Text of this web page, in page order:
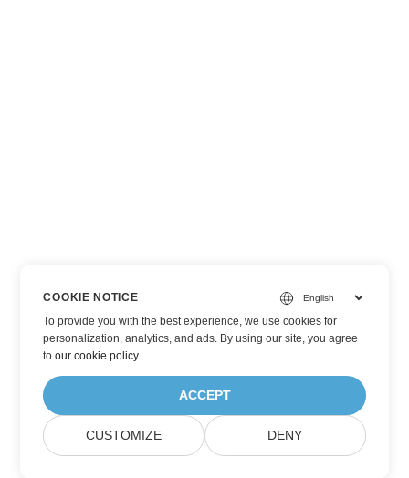
COOKIE NOTICE
To provide you with the best experience, we use cookies for
personalization, analytics, and ads. By using our site, you agree
toour cookie policy.
ACCEPT
CUSTOMIZE DENY